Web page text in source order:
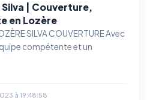
| Couverture,
en Lozère
SILVA COUVERTURE Avec
compétente et un
à 19:48:58